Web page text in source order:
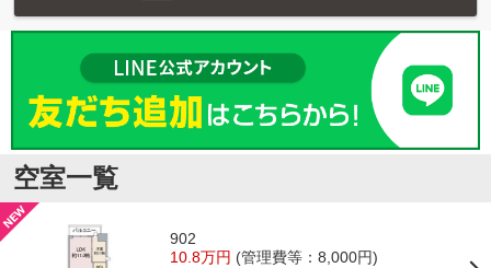
空室一覧
902
10.8万円 (管理費等：8,000円)